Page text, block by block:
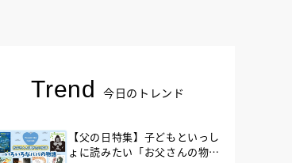
Trend 今日のトレンド
【父の日特集】子どもといっし
ょに読みたい「お父さんの物